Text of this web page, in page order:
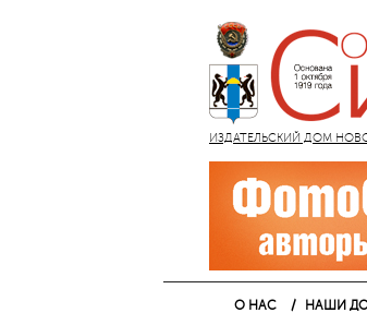
ИЗДАТЕЛЬСКИЙ ДОМ
О НАС НАШИ